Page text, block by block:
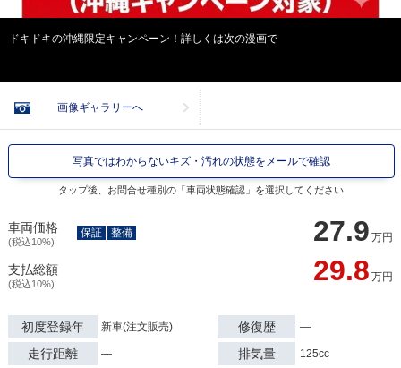
ドキドキの沖縄限定キャンペーン！詳しくは次の漫画で
画像ギャラリーへ
写真ではわからないキズ・汚れの状態をメールで確認
タップ後、お問合せ種別の「車両状態確認」を選択してください
車両価格
(税込10%) 27.9 万円
保証 整備
支払総額
(税込10%) 29.8 万円
初度登録年 新車(注文販売) 修復歴 ―
走行距離 ― 排気量 125cc